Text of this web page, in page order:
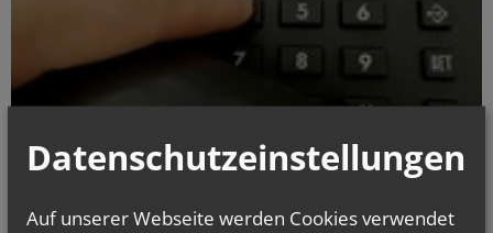
Datenschutzeinstellungen
Auf unserer Webseite werden Cookies verwendet